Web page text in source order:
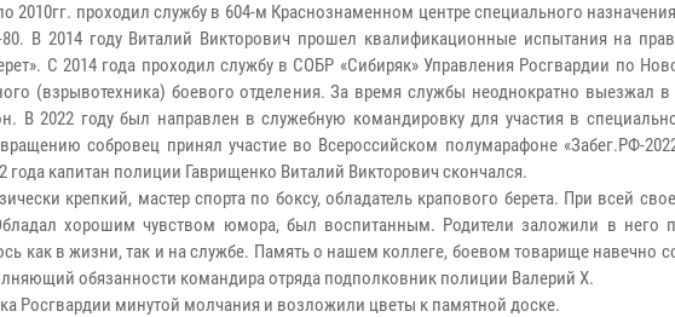
2010гг. проходил службу в 604-м Краснознаменном центре специального
В 2014 году Виталий Викторович прошел квалификационные испытания на
С 2014 года проходил службу в СОБР «Сибиряк» Управления Росгвардии по
(взрывотехника) боевого отделения. За время службы неоднократно выезжал
В 2022 году был направлен в служебную командировку для участия в
собровец принял участие во Всероссийском полумарафоне «Забег.РФ-
капитан полиции Гаврищенко Виталий Викторович скончался.
крепкий, мастер спорта по боксу, обладатель крапового берета. При всей
хорошим чувством юмора, был воспитанным. Родители заложили в него
как в жизни, так и на службе. Память о нашем коллеге, боевом товарище навечно
обязанности командира отряда подполковник полиции Валерий Х.
Росгвардии минутой молчания и возложили цветы к памятной доске.